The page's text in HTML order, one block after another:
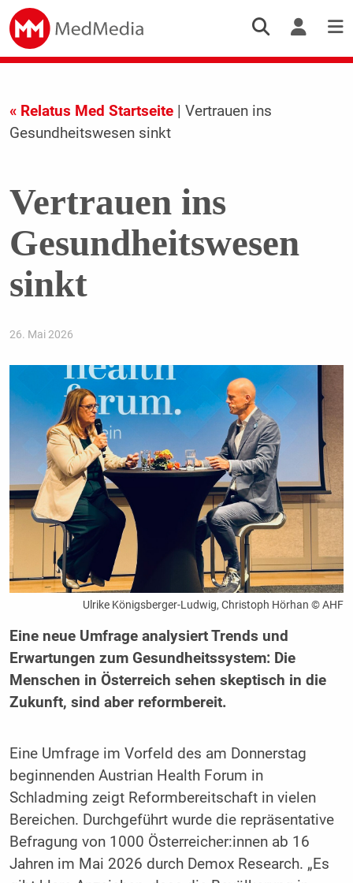
« Relatus Med Startseite| Vertrauen ins
Gesundheitswesen sinkt
Vertrauen ins
Gesundheitswesen
sinkt
26. Mai 2026
Ulrike Königsberger-Ludwig, Christoph Hörhan © AHF
Eine neue Umfrage analysiert Trends und
Erwartungen zum Gesundheitssystem: Die
Menschen in Österreich sehen skeptisch in die
Zukunft, sind aber reformbereit.
Eine Umfrage im Vorfeld des am Donnerstag
beginnenden Austrian Health Forum in
Schladming zeigt Reformbereitschaft in vielen
Bereichen. Durchgeführt wurde die repräsentative
Befragung von 1000 Österreicher:innen ab 16
Jahren im Mai 2026 durch Demox Research. „Es